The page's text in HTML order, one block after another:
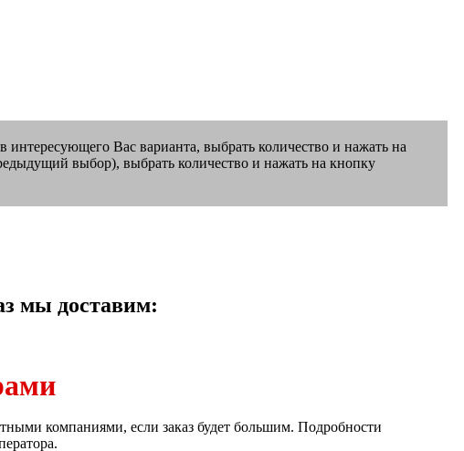
интересующего Вас варианта, выбрать количество и нажать на
выбор), выбрать количество и нажать на кнопку
мы доставим:
компаниями, если заказ будет большим. Подробности